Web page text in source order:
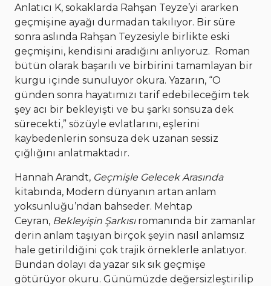
Anlatıcı K, sokaklarda Rahşan Teyze’yi ararken
geçmişine ayağı durmadan takılıyor. Bir süre
sonra aslında Rahşan Teyzesiyle birlikte eski
geçmişini, kendisini aradığını anlıyoruz. Roman
bütün olarak başarılı ve birbirini tamamlayan bir
kurgu içinde sunuluyor okura. Yazarın, “O
günden sonra hayatımızı tarif edebileceğim tek
şey acı bir bekleyişti ve bu şarkı sonsuza dek
sürecekti,” sözüyle evlatlarını, eşlerini
kaybedenlerin sonsuza dek uzanan sessiz
çığlığını anlatmaktadır.
Hannah Arandt, Geçmişle Gelecek Arasında
kitabında, Modern dünyanın artan anlam
yoksunluğu’ndan bahseder. Mehtap
Ceyran, Bekleyişin Şarkısıromanında bir zamanlar
derin anlam taşıyan birçok şeyin nasıl anlamsız
hale getirildiğini çok trajik örneklerle anlatıyor.
Bundan dolayı da yazar sık sık geçmişe
götürüyor okuru. Günümüzde değersizleştirilip